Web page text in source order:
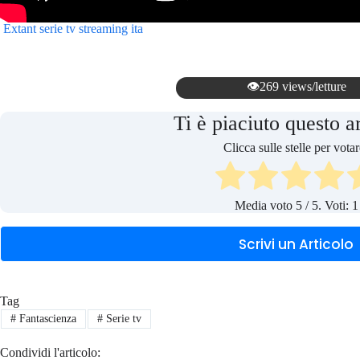
Extant serie tv streaming ita
👁️269 views/letture
Ti è piaciuto questo
Clicca sulle stelle per
Media voto 5/ 5. Voti: 1
Scrivi un Articolo
Tag
#Fantascienza #Serie tv
Condividi l'articolo: